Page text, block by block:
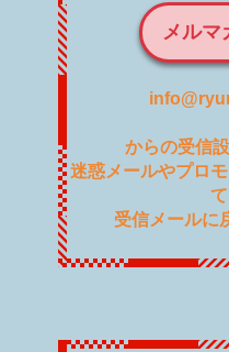
メルマ
からの受信
迷惑メールやプロ
受信メールに